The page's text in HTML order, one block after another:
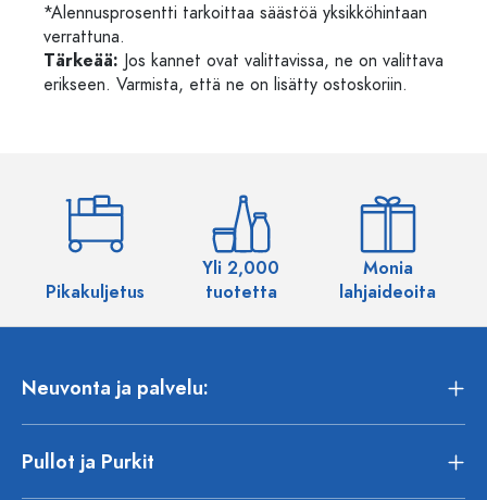
*Alennusprosentti tarkoittaa säästöä yksikköhintaan
verrattuna.
Tärkeää: Jos kannet ovat valittavissa, ne on valittava
erikseen. Varmista, että ne on lisätty ostoskoriin.
Pikakuljetus
Yli 2,000
tuotetta
Monia
lahjaideoita
Neuvonta ja palvelu:
Pullot ja Purkit